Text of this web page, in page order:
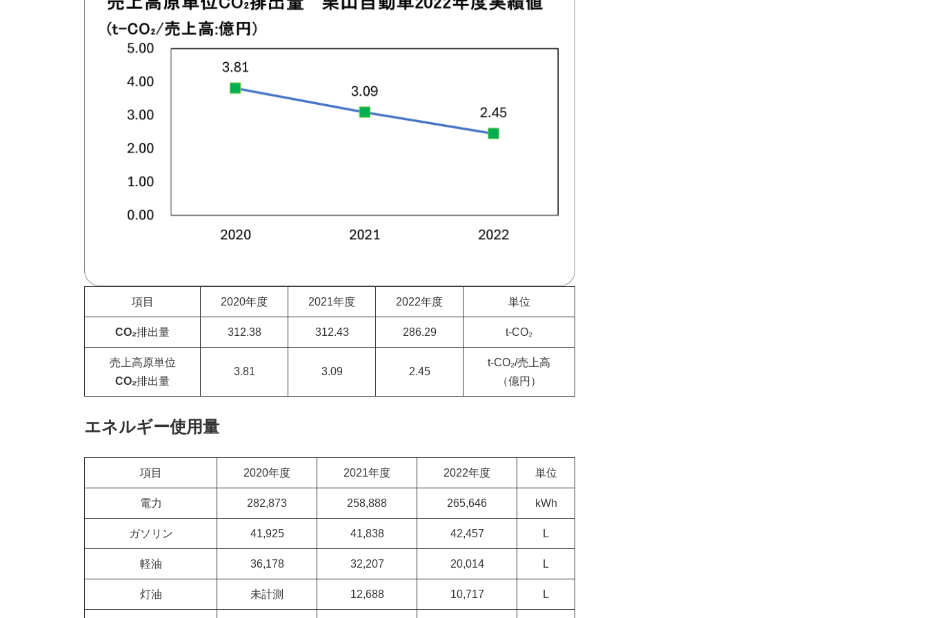
項目 2020年度 2021年度 2022年度 単位
CO₂排出量 312.38 312.43 286.29 t-CO₂
売上高原単位
CO₂排出量
3.81 3.09 2.45
t-CO₂/売上高
（億円）
エネルギー使用量
項目 2020年度 2021年度 2022年度 単位
電力 282,873 258,888 265,646 kWh
ガソリン 41,925 41,838 42,457 L
軽油 36,178 32,207 20,014 L
灯油 未計測 12,688 10,717 L